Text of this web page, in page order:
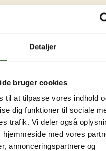
Detaljer
bruger cookies
til at tilpasse vores indhold
dig funktioner til sociale
trafik. Vi deler også
hjemmeside med vores
annonceringspartnere og